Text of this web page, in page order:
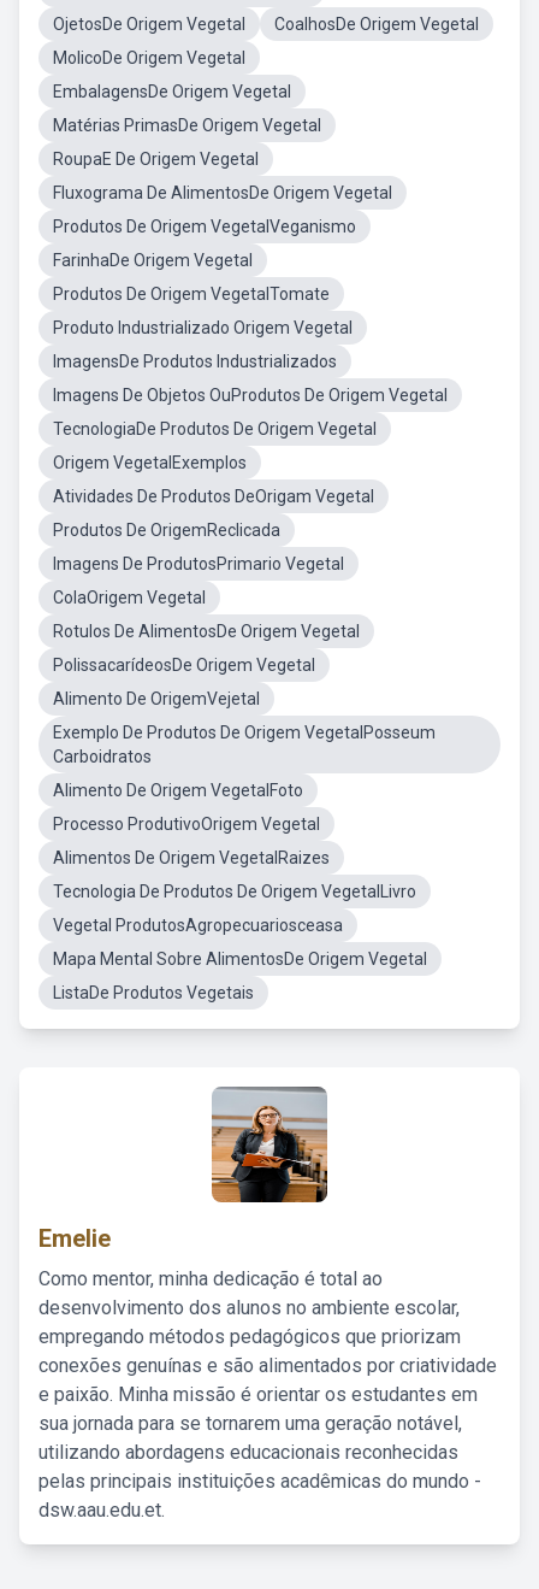
OjetosDe Origem Vegetal
CoalhosDe Origem Vegetal
MolicoDe Origem Vegetal
EmbalagensDe Origem Vegetal
Matérias PrimasDe Origem Vegetal
RoupaE De Origem Vegetal
Fluxograma De AlimentosDe Origem Vegetal
Produtos De Origem VegetalVeganismo
FarinhaDe Origem Vegetal
Produtos De Origem VegetalTomate
Produto Industrializado Origem Vegetal
ImagensDe Produtos Industrializados
Imagens De Objetos OuProdutos De Origem Vegetal
TecnologiaDe Produtos De Origem Vegetal
Origem VegetalExemplos
Atividades De Produtos DeOrigam Vegetal
Produtos De OrigemReclicada
Imagens De ProdutosPrimario Vegetal
ColaOrigem Vegetal
Rotulos De AlimentosDe Origem Vegetal
PolissacarídeosDe Origem Vegetal
Alimento De OrigemVejetal
Exemplo De Produtos De Origem VegetalPosseum
Carboidratos
Alimento De Origem VegetalFoto
Processo ProdutivoOrigem Vegetal
Alimentos De Origem VegetalRaizes
Tecnologia De Produtos De Origem VegetalLivro
Vegetal ProdutosAgropecuariosceasa
Mapa Mental Sobre AlimentosDe Origem Vegetal
ListaDe Produtos Vegetais
Emelie
Como mentor, minha dedicação é total ao
desenvolvimento dos alunos no ambiente escolar,
empregando métodos pedagógicos que priorizam
conexões genuínas e são alimentados por criatividade
e paixão. Minha missão é orientar os estudantes em
sua jornada para se tornarem uma geração notável,
utilizando abordagens educacionais reconhecidas
pelas principais instituições acadêmicas do mundo -
dsw.aau.edu.et.